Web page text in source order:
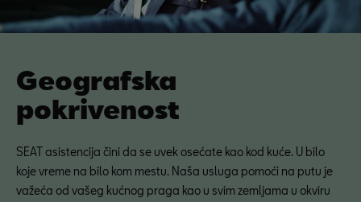
Geografska
pokrivenost
SEAT asistencija čini da se uvek osećate kao kod kuće. U bilo
koje vreme na bilo kom mestu. Naša usluga pomoći na putu je
važeća od vašeg kućnog praga kao u svim zemljama u okviru